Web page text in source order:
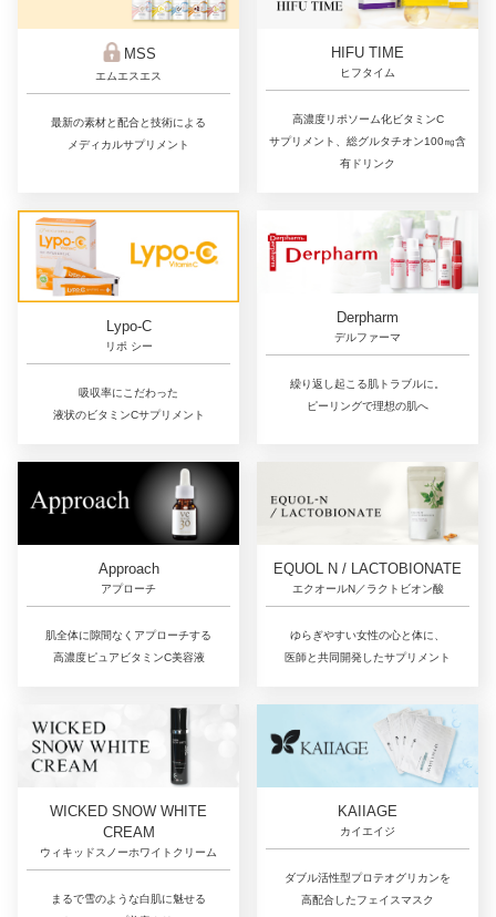
MSS
エムエスエス
最新の素材と配合と技術による
メディカルサプリメント
HIFU TIME
ヒフタイム
高濃度リポソーム化ビタミンC
サプリメント、総グルタチオン100㎎含
有ドリンク
Lypo-C
リポ シー
吸収率にこだわった
液状のビタミンCサプリメント
Derpharm
デルファーマ
繰り返し起こる肌トラブルに。
ピーリングで理想の肌へ
Approach
アプローチ
肌全体に隙間なくアプローチする
高濃度ピュアビタミンC美容液
EQUOL N / LACTOBIONATE
エクオールN／ラクトビオン酸
ゆらぎやすい女性の心と体に、
医師と共同開発したサプリメント
WICKED SNOW WHITE
CREAM
ウィキッドスノーホワイトクリーム
まるで雪のような白肌に魅せる
KAIIAGE
カイエイジ
ダブル活性型プロテオグリカンを
高配合したフェイスマスク